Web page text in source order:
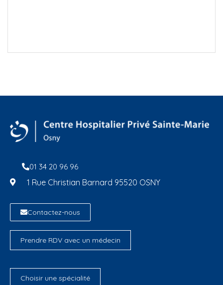
01 34 20 96 96
1 Rue Christian Barnard 95520 OSNY
Contactez-nous
Prendre RDV avec un médecin
Choisir une spécialité